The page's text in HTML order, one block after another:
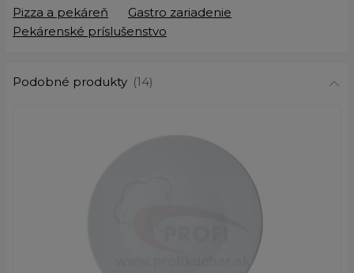
Pizza a pekáreň
Gastro zariadenie
Pekárenské príslušenstvo
Podobné produkty (14)